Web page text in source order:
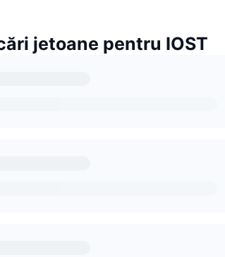
jetoane pentru IOST